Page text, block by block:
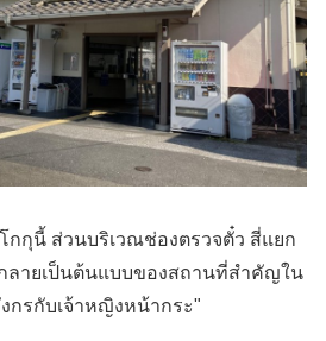
กกุนี้ ส่วนบริเวณช่องตรวจตั๋ว สี่แยก
ลายเป็นต้นแบบของสถานที่สำคัญใน
กรกับเจ้าหญิงหน้ากระ"